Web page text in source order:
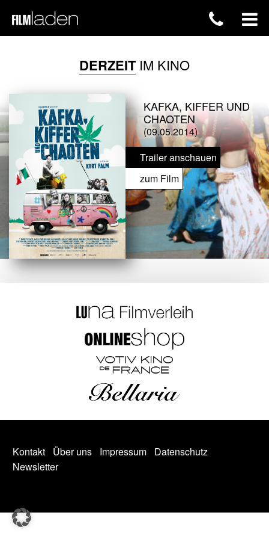
DERZEITIM KINO
KAFKA, KIFFER UND
CHAOTEN
(09.05.2014)
Trailer anschauen
zum Film
Kontakt Über uns Impressum
Datenschutz
Newsletter